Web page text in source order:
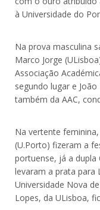
à Universidade do
Na prova masculina
Marco Jorge
Associação
segundo lugar e
também da AAC,
Na vertente
(U.Porto) fizeram a
portuense, já a dupla
levaram a prata para
Universidade Nova
Lopes, da ULisboa,